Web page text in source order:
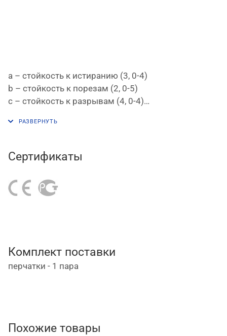
a – стойкость к истиранию (3, 0-4)
b – стойкость к порезам (2, 0-5)
c – стойкость к разрывам (4, 0-4)
e – стойкость к порезам ISO (x, A-F)
Сертификаты
Комплект поставки
перчатки - 1 пара
Похожие товары